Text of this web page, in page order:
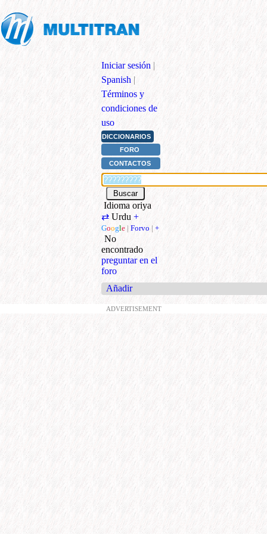
Iniciar sesión |
Spanish |
Términos y
condiciones de
uso
DICCIONARIOS
FORO
CONTACTOS
Idioma oriya
⇄ Urdu +
Google | Forvo | +
No
encontrado
preguntar en el
foro
Añadir
ADVERTISEMENT